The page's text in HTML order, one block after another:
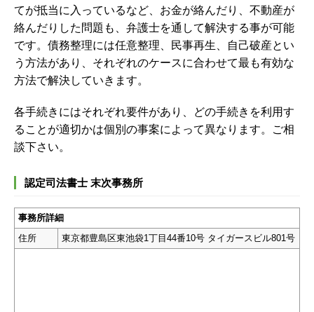
てが抵当に入っているなど、お金が絡んだり、不動産が
絡んだりした問題も、弁護士を通して解決する事が可能
です。債務整理には任意整理、民事再生、自己破産とい
う方法があり、それぞれのケースに合わせて最も有効な
方法で解決していきます。
各手続きにはそれぞれ要件があり、どの手続きを利用す
ることが適切かは個別の事案によって異なります。ご相
談下さい。
認定司法書士 末次事務所
事務所詳細
住所
東京都豊島区東池袋1丁目44番10号 タイガースビル801号